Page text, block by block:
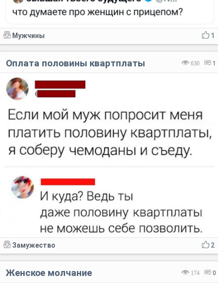
1
Мужчины
630 1
Оплата половины квартплаты
2
Замужество
174 0
Женское молчание